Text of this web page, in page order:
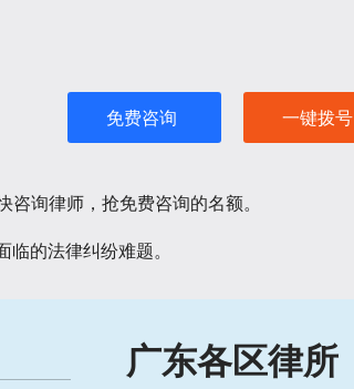
免费咨询 一键拨号
咨询律师，抢免费咨询的名额。
临的法律纠纷难题。
广东各区律所